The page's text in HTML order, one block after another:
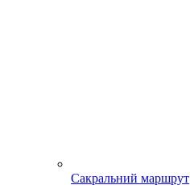
Сакральний маршрут